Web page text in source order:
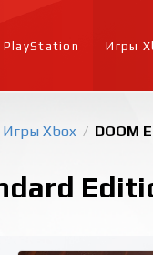
PlayStation Игры
Игры Xbox / DOOM